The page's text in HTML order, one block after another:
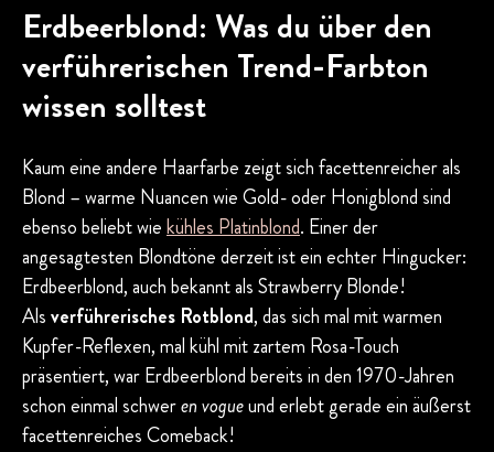
Erdbeerblond: Was du über den
verführerischen Trend-Farbton
wissen solltest
Kaum eine andere Haarfarbe zeigt sich facettenreicher als
Blond – warme Nuancen wie Gold- oder Honigblond sind
ebenso beliebt wiekühles Platinblond. Einer der
angesagtesten Blondtöne derzeit ist ein echter Hingucker:
Erdbeerblond, auch bekannt als Strawberry Blonde!
Alsverführerisches Rotblond, das sich mal mit warmen
Kupfer-Reflexen, mal kühl mit zartem Rosa-Touch
präsentiert, war Erdbeerblond bereits in den 1970-Jahren
schon einmal schweren vogueund erlebt gerade ein äußerst
facettenreiches Comeback!